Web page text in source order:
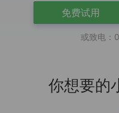
免费试用
或致电：
你想要的